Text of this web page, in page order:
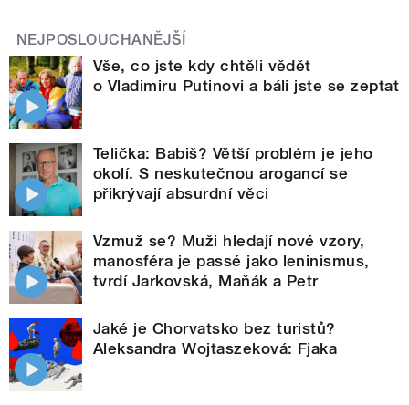
NEJPOSLOUCHANĚJŠÍ
Vše, co jste kdy chtěli vědět
o Vladimiru Putinovi a báli jste se zeptat
Telička: Babiš? Větší problém je jeho
okolí. S neskutečnou arogancí se
přikrývají absurdní věci
Vzmuž se? Muži hledají nové vzory,
manosféra je passé jako leninismus,
tvrdí Jarkovská, Maňák a Petr
Jaké je Chorvatsko bez turistů?
Aleksandra Wojtaszeková: Fjaka